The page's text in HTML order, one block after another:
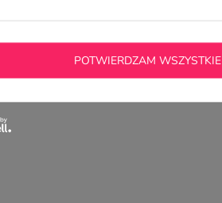
POTWIERDZAM WSZYSTKIE